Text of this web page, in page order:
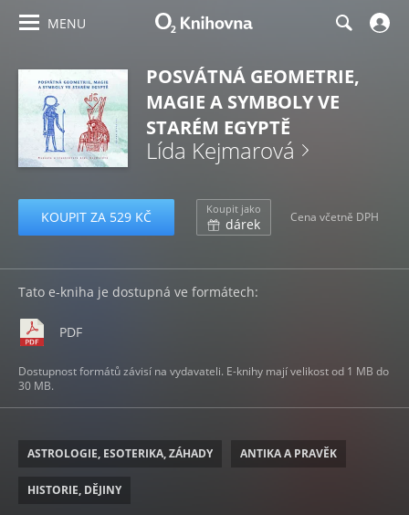
MENU
POSVÁTNÁ GEOMETRIE,
MAGIE A SYMBOLY VE
STARÉM EGYPTĚ
Lída Kejmarová
KOUPIT ZA 529 KČ Koupit jako
dárek Cena včetně DPH
Tato e-kniha je dostupná ve formátech:
PDF
Dostupnost formátů závisí na vydavateli. E-knihy mají velikost od 1 MB do
30 MB.
ASTROLOGIE, ESOTERIKA, ZÁHADY ANTIKA A PRAVĚK
HISTORIE, DĚJINY